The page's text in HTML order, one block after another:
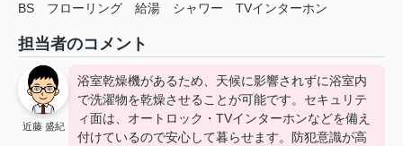
BS フローリング 給湯 シャワー TVインターホン
担当者のコメント
近藤 盛紀
浴室乾燥機があるため、天候に影響されずに浴室内
で洗濯物を乾燥させることが可能です。セキュリテ
ィ面は、オートロック・TVインターホンなどを備え
付けているので安心して暮らせます。防犯意識が高